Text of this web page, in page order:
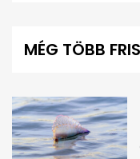
minutes,
MÉG TÖBB